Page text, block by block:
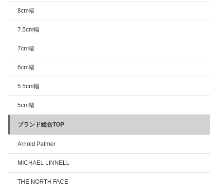
8cm幅
7.5cm幅
7cm幅
6cm幅
5.5cm幅
5cm幅
ブランド総合TOP
Arnold Palmer
MICHAEL LINNELL
THE NORTH FACE